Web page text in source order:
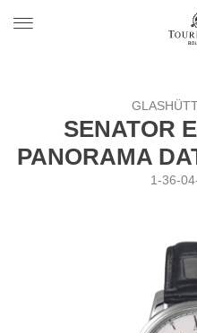
https://
SENATOR
PANORAMA
1-36-